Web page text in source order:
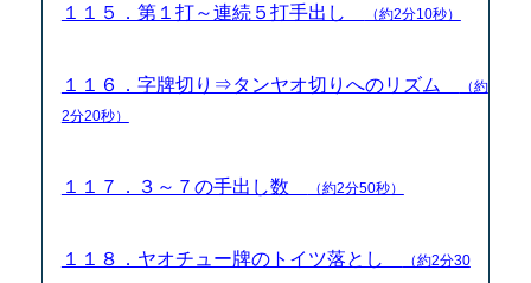
１１５．第１打～連続５打手出し （約2分10秒）
１１６．字牌切り⇒タンヤオ切りへのリズム
（約
2分20秒）
１１７．３～７の手出し数 （約2分50秒）
１１８．ヤオチュー牌のトイツ落とし
（約2分30